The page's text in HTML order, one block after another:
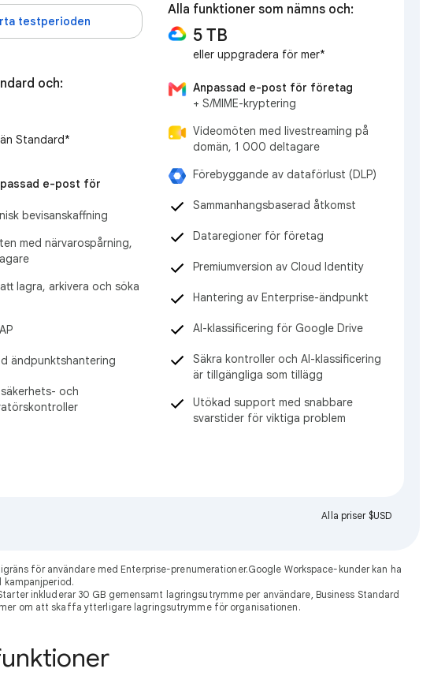
testperioden
och:
Standard*
e-post för
bevisanskaffning
med närvarospårning,
lagra, arkivera och söka
ändpunktshantering
och
Alla funktioner som nämns och:
5 TB
eller uppgradera för mer*
Anpassad e-post för företag
+ S/MIME-kryptering
Videomöten med livestreaming på
domän, 1 000 deltagare
Förebyggande av dataförlust (DLP)
Sammanhangsbaserad åtkomst
Dataregioner för företag
Premiumversion av Cloud Identity
Hantering av Enterprise-ändpunkt
AI-klassificering för Google Drive
Säkra kontroller och AI-klassificering
är tillgängliga som tillägg
Utökad support med snabbare
svarstider för viktiga problem
Alla priser $USD
för användare med Enterprise-prenumerationer.Google Workspace-kunder kan ha
inkluderar 30 GB gemensamt lagringsutrymme per användare, Business Standard
om att skaffa ytterligare lagringsutrymme för organisationen.